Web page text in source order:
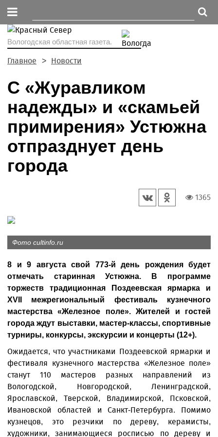
Вологодская областная газета.
Главное Новости
С «Журавликом
надежды» и «скамьей
примирения» Устюжна
отпразднует день
города
1365
Фото cultinfo.ru
8 и 9 августа свой 773-й день рождения будет
отмечать старинная Устюжна. В программе
торжеств традиционная Поздеевская ярмарка и
XVII межрегиональный фестиваль кузнечного
мастерства «Железное поле». Жителей и гостей
города ждут выставки, мастер-классы, спортивные
турниры, конкурсы, экскурсии и концерты (12+).
Ожидается, что участниками Поздеевской ярмарки и
фестиваля кузнечного мастерства «Железное поле»
станут 110 мастеров разных направлений из
Вологодской, Новгородской, Ленинградской,
Ярославской, Тверской, Владимирской, Псковской,
Ивановской областей и Санкт-Петербурга. Помимо
кузнецов, это резчики по дереву, керамисты,
художники, занимающиеся росписью по дереву и